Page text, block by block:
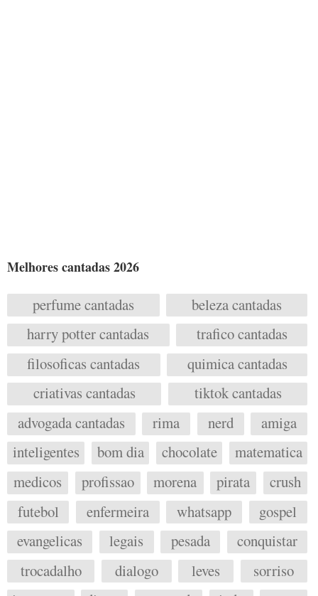
Melhores cantadas 2026
perfume cantadas
beleza cantadas
harry potter cantadas
trafico cantadas
filosoficas cantadas
quimica cantadas
criativas cantadas
tiktok cantadas
advogada cantadas
rima nerd
amiga
inteligentes
bom dia chocolate
matematica
medicos
profissao morena pirata
crush
futebol
enfermeira whatsapp
gospel
evangelicas
legais pesada
conquistar
trocadalho
dialogo leves
sorriso